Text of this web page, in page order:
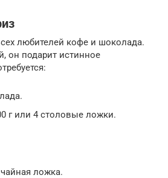
любителей кофе и шоколада.
он подарит истинное
г или 4 столовые ложки.
ложка.